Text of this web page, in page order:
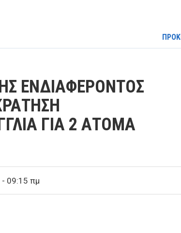
ΕΝΔΙΑΦΕΡΟΝΤΟΣ
ΓΙΑ 2 ΑΤΟΜΑ
- 09:15 πμ